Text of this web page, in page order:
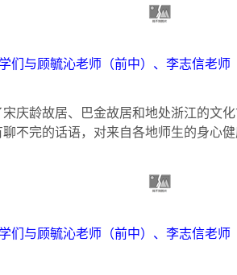
们与顾毓沁老师（前中）、李志信老师
庆龄故居、巴金故居和地处浙江的文
不完的话语，对来自各地师生的身心健
们与顾毓沁老师（前中）、李志信老师